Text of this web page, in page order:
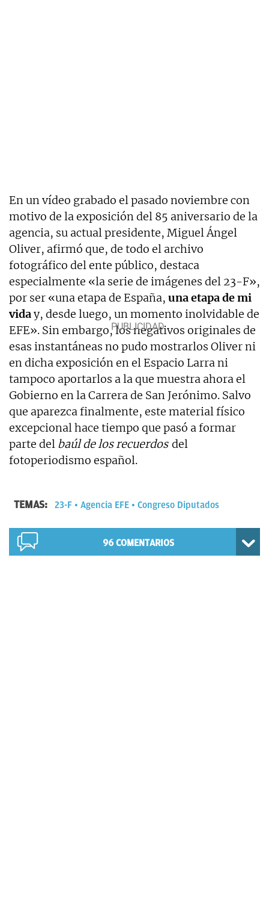
En un vídeo grabado el pasado noviembre con
motivo de la exposición del 85 aniversario de la
agencia, su actual presidente, Miguel Ángel
Oliver, afirmó que, de todo el archivo
fotográfico del ente público, destaca
especialmente «la serie de imágenes del 23-F»,
por ser «una etapa de España, una etapa de mi
viday, desde luego, un momento inolvidable de
EFE». Sin embargo, los negativos originales de
esas instantáneas no pudo mostrarlos Oliver ni
en dicha exposición en el Espacio Larra ni
tampoco aportarlos a la que muestra ahora el
Gobierno en la Carrera de San Jerónimo. Salvo
que aparezca finalmente, este material físico
excepcional hace tiempo que pasó a formar
parte del baúl de los recuerdos del
fotoperiodismo español.
TEMAS: 23-F Agencia EFE Congreso Diputados
96 COMENTARIOS